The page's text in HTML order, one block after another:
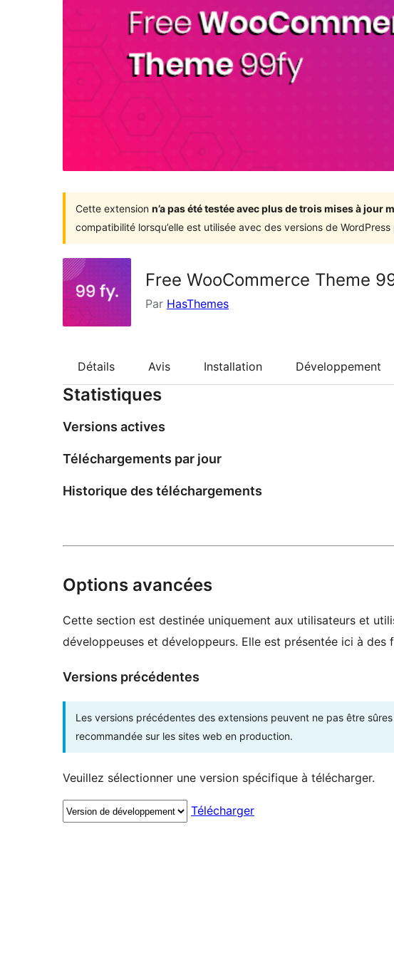
Cette extension n’a pas été testée avec plus de trois mises à jour
compatibilité lorsqu’elle est utilisée avec des versions de
Free WooCommerce Theme
Par HasThemes
Détails Avis Installation Développement
Statistiques
Versions actives
Téléchargements par jour
Historique des téléchargements
Options avancées
Cette section est destinée uniquement aux utilisateurs et
développeuses et développeurs. Elle est présentée ici à des
Versions précédentes
Les versions précédentes des extensions peuvent ne pas être
recommandée sur les sites web en production.
Veuillez sélectionner une version spécifique à télécharger.
Télécharger